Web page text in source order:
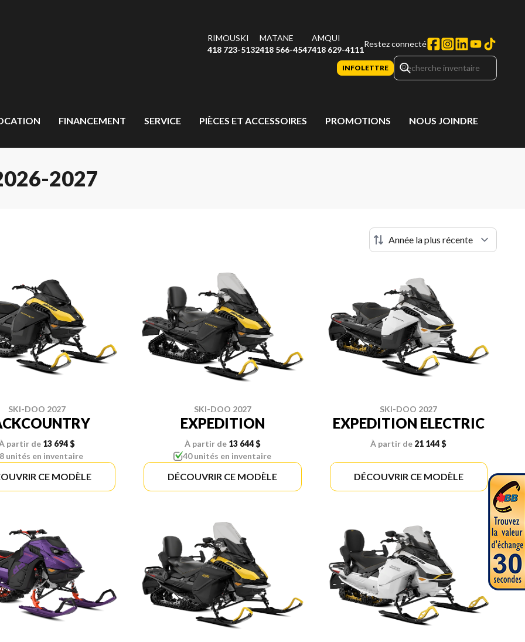
RIMOUSKI
418 723-5132
MATANE
418 566-4547
AMQUI
418 629-4111
Restez connecté
INFOLETTRE
FINANCEMENT SERVICE PIÈCES ET ACCESSOIRES PROMOTIONS NOUS JOINDRE
2027
SKI-DOO 2027
partir de 13 694 $
8 unités en inventaire
CE MODÈLE
SKI-DOO 2027
EXPEDITION
À partir de 13 644 $
40 unités en inventaire
DÉCOUVRIR CE MODÈLE
SKI-DOO 2027
EXPEDITION ELECTRIC
À partir de 21 144 $
DÉCOUVRIR CE MODÈLE